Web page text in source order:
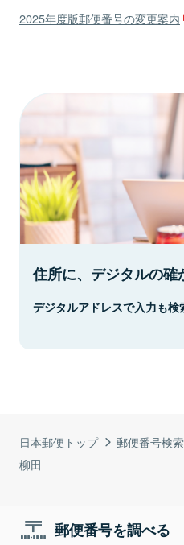
日本郵便トップ 郵便番号検索
柳田
2025年度版郵便番号の変更案内
住所に、デジタルの確
デジタルアドレスで入力も検
郵便番号を調べる